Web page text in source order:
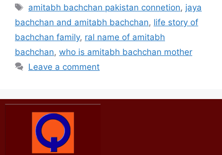
amitabh bachchan pakistan connetion, jaya
bachchan and amitabh bachchan, life story of
bachchan family, ral name of amitabh
bachchan, who is amitabh bachchan mother
Leave a comment